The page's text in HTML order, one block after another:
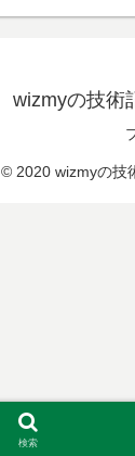
wizmyの技術
© 2020 wizmyの技
検索